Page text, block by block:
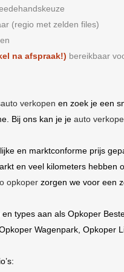
(regio met zelden files)
na afspraak!) bereikbaar
verkopen en zoek je een
Bij ons kan je je auto
en marktconforme prijs
en veel kilometers hebben
opkoper zorgen we voor een
types aan als Opkoper
Wagenpark, Opkoper